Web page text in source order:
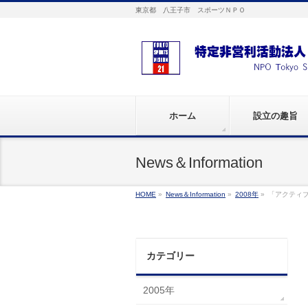
東京都 八王子市 スポーツＮＰＯ
ホーム 設立の趣旨
News＆Information
HOME » News＆Information » 2008年 » 「アクティ
カテゴリー
2005年